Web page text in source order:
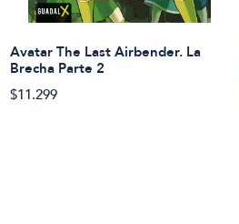
Avatar The Last Airbender. La
Brecha Parte 2
$11.299